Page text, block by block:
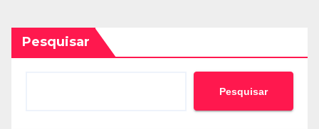
Pesquisar
Pesquisar